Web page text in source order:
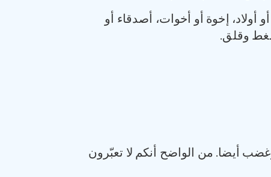
إخوة أو أخوات، أصدقاء أو
وقلق.
أيضا. من الواضح أنكم لا تعبّرون